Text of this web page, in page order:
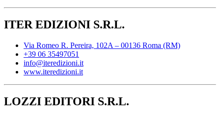
ITER EDIZIONI S.R.L.
Via Romeo R. Pereira, 102A – 00136 Roma (RM)
+39 06 35497051
info@iteredizioni.it
www.iteredizioni.it
LOZZI EDITORI S.R.L.